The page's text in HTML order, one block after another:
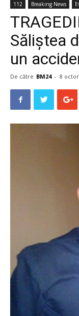
112 Breaking News
Săliștea
un
De către BM24 - 8